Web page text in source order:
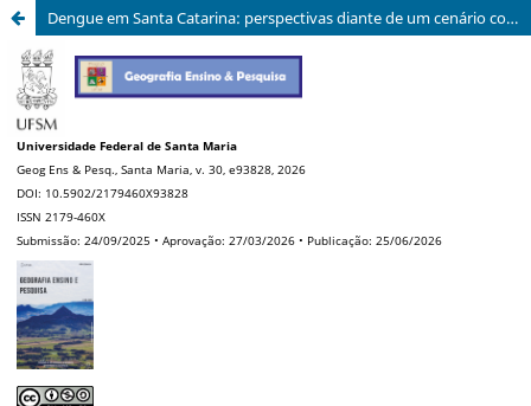
Dengue em Santa Catarina: perspectivas diante de um cenário complexo